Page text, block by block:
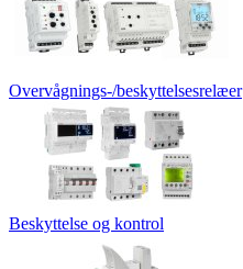
Overvågnings-/beskyttelsesrelæer
Beskyttelse og kontrol